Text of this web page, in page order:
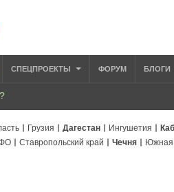
СПЕЦПРОЕКТЫ ФОРУМ БЛОГИ
Грузия Дагестан Ингушетия
Ставропольский край Чечня Южная